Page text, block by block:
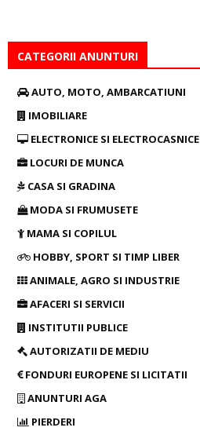
CATEGORII ANUNTURI
AUTO, MOTO, AMBARCATIUNI
IMOBILIARE
ELECTRONICE SI ELECTROCASNICE
LOCURI DE MUNCA
CASA SI GRADINA
MODA SI FRUMUSETE
MAMA SI COPILUL
HOBBY, SPORT SI TIMP LIBER
ANIMALE, AGRO SI INDUSTRIE
AFACERI SI SERVICII
INSTITUTII PUBLICE
AUTORIZATII DE MEDIU
FONDURI EUROPENE SI LICITATII
ANUNTURI AGA
PIERDERI